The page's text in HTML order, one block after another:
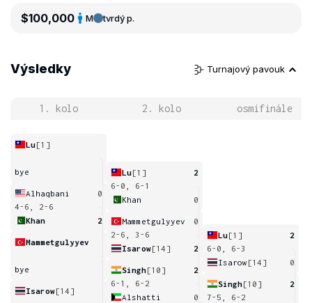
$100,000 M tvrdý p.
Výsledky Turnajový pavouk
1. kolo 2. kolo osmifinále
Lu[1]
bye
Alhaqbani
0
4-6, 2-6
Khan
2
Mammetgulyyev
bye
Isarow[14]
Lu[1]
2
6-0, 6-1
Khan
0
Mammetgulyyev
0
2-6, 3-6
Isarow[14] 2
Singh[10]
2
6-1, 6-2
Alshatti
0
Lu[1]
2
6-0, 6-3
Isarow [14] 0
Singh[10]
2
7-5, 6-2